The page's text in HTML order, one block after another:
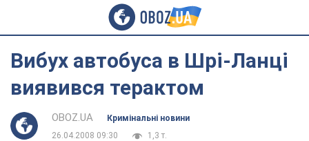
Вибух автобуса в Шрі-Ланці
виявився терактом
OBOZ.UA
Кримінальні новини
26.04.2008 09:30
1,3 т.